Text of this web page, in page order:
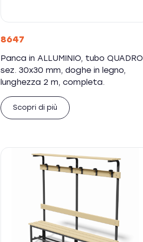
8647
Panca in ALLUMINIO, tubo QUADRO
sez. 30x30 mm, doghe in legno,
lunghezza 2 m, completa.
Scopri di più